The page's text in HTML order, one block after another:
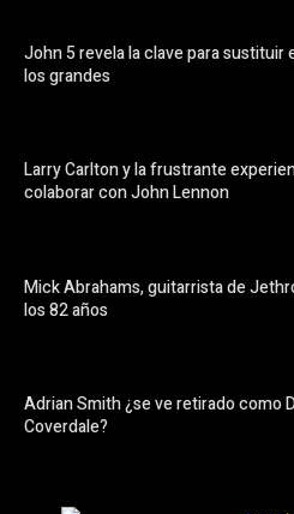
John 5 revela la clave para sustituir
los grandes
Larry Carlton y la frustrante
colaborar con John Lennon
Mick Abrahams, guitarrista de
los 82 años
Adrian Smith ¿se ve retirado como
Coverdale?